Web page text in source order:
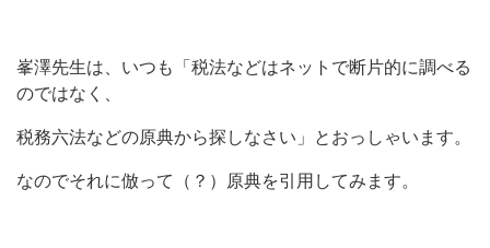
峯澤先生は、いつも「税法などはネットで断片的に調べる
のではなく、
税務六法などの原典から探しなさい」とおっしゃいます。
なのでそれに倣って（？）原典を引用してみます。